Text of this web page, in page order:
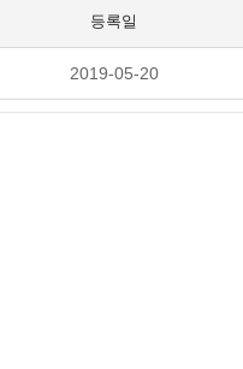
등록일
2019-05-20